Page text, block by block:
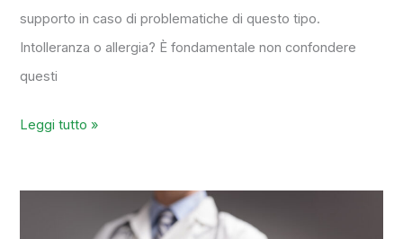
supporto in caso di problematiche di questo tipo.
Intolleranza o allergia? È fondamentale non confondere
questi
Leggi tutto »
Elettrocardiogramma